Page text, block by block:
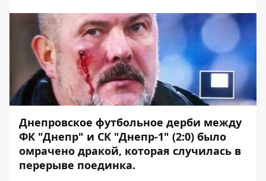
Днепровское футбольное дерби между
ФК "Днепр" и СК "Днепр-1" (2:0) было
омрачено дракой, которая случилась в
перерыве поединка.